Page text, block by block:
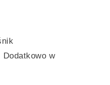
Dodatkowo w